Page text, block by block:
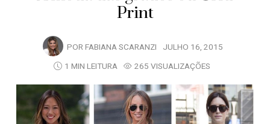
Print
POR FABIANA SCARANZI JULHO 16, 2015
1 MIN LEITURA
265 VISUALIZAÇÕES